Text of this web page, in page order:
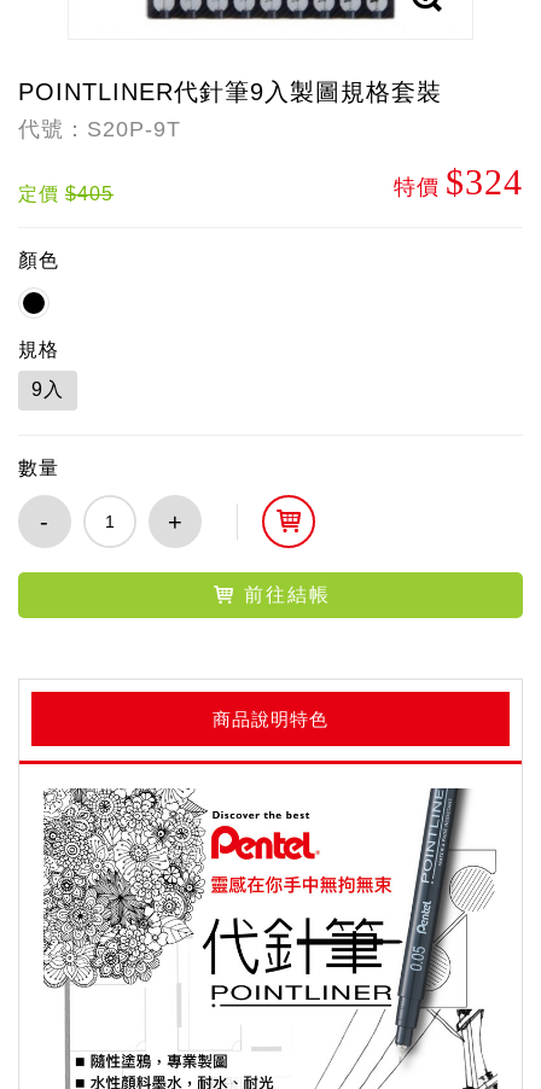
POINTLINER代針筆9入製圖規格套裝
代號：S20P-9T
定價 $405 特價 $324
顏色
規格
9入
數量
- +
前往結帳
商品說明特色